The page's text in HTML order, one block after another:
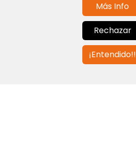
Contáctanos
info@globalagents.net
Más Info
Rechazar
¡Entendido!!